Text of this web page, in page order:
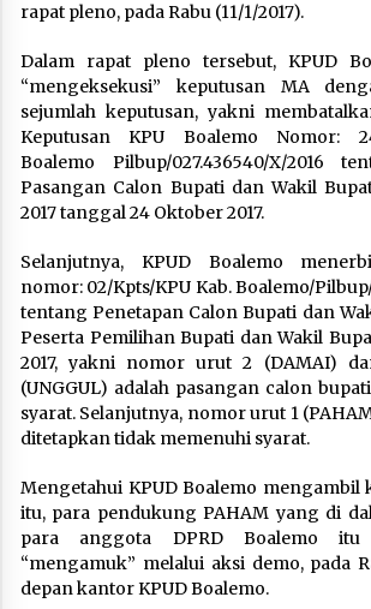
rapat pleno, pada Rabu (11/1/2017).
Dalam rapat pleno tersebut, KPUD
“mengeksekusi” keputusan MA
sejumlah keputusan, yakni
Keputusan KPU Boalemo Nomor:
Boalemo Pilbup/027.436540/X/2016
Pasangan Calon Bupati dan Wakil
2017 tanggal 24 Oktober 2017.
Selanjutnya, KPUD Boalemo
nomor: 02/Kpts/KPU Kab. Boalemo/
tentang Penetapan Calon Bupati dan
Peserta Pemilihan Bupati dan Wakil
2017, yakni nomor urut 2 (DAMAI)
(UNGGUL) adalah pasangan calon
syarat. Selanjutnya, nomor urut 1
ditetapkan tidak memenuhi syarat.
Mengetahui KPUD Boalemo mengambil
itu, para pendukung PAHAM yang di
para anggota DPRD Boalemo
“mengamuk” melalui aksi demo, pada
depan kantor KPUD Boalemo.